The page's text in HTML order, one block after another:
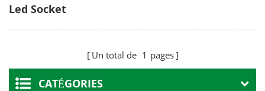
Led Socket
Adaptateur
Un total de 1 pages
CATÉGORIES